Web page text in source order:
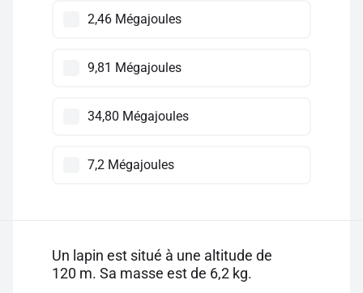
2,46 Mégajoules
9,81 Mégajoules
34,80 Mégajoules
7,2 Mégajoules
Un lapin est situé à une altitude de
120 m. Sa masse est de 6,2 kg.